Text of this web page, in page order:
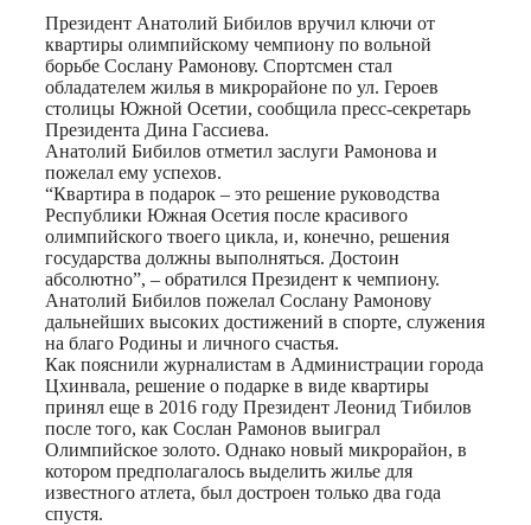
Print
Президент Анатолий Бибилов вручил ключи от
квартиры олимпийскому чемпиону по вольной
борьбе Сослану Рамонову. Спортсмен стал
обладателем жилья в микрорайоне по ул. Героев
столицы Южной Осетии, сообщила пресс-секретарь
Президента Дина Гассиева.
Анатолий Бибилов отметил заслуги Рамонова и
пожелал ему успехов.
“Квартира в подарок – это решение руководства
Республики Южная Осетия после красивого
олимпийского твоего цикла, и, конечно, решения
государства должны выполняться. Достоин
абсолютно”, – обратился Президент к чемпиону.
Анатолий Бибилов пожелал Сослану Рамонову
дальнейших высоких достижений в спорте, служения
на благо Родины и личного счастья.
Как пояснили журналистам в Администрации города
Цхинвала, решение о подарке в виде квартиры
принял еще в 2016 году Президент Леонид Тибилов
после того, как Сослан Рамонов выиграл
Олимпийское золото. Однако новый микрорайон, в
котором предполагалось выделить жилье для
известного атлета, был достроен только два года
спустя.